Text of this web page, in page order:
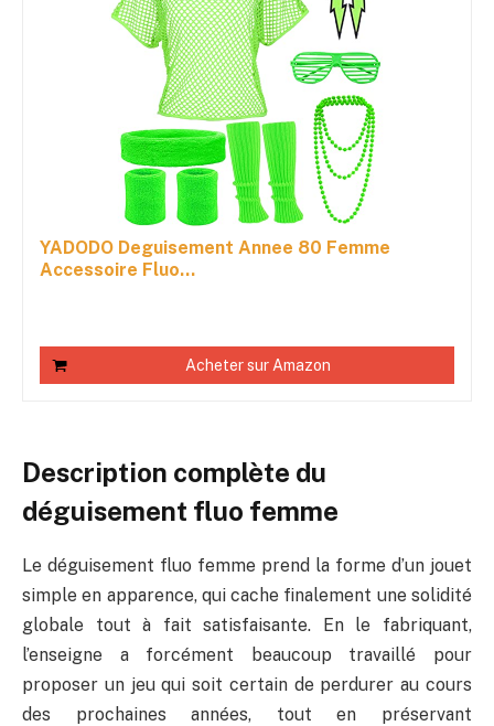
YADODO Deguisement Annee 80 Femme
Accessoire Fluo...
Acheter sur Amazon
Description complète du
déguisement fluo femme
Le déguisement fluo femme prend la forme d’un jouet
simple en apparence, qui cache finalement une solidité
globale tout à fait satisfaisante. En le fabriquant,
l’enseigne a forcément beaucoup travaillé pour
proposer un jeu qui soit certain de perdurer au cours
des prochaines années, tout en préservant